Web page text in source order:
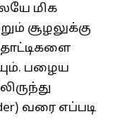
மிக
சூழலுக்கு
பழைய
வரை எப்படி